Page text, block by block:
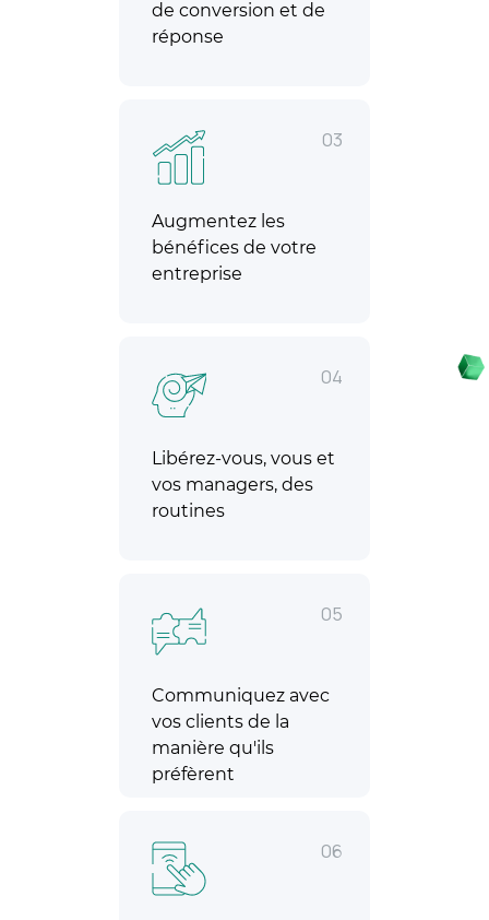
de conversion et de
réponse
03
Augmentez les
bénéfices de votre
entreprise
04
Libérez-vous, vous et
vos managers, des
routines
05
Communiquez avec
vos clients de la
manière qu'ils
préfèrent
06